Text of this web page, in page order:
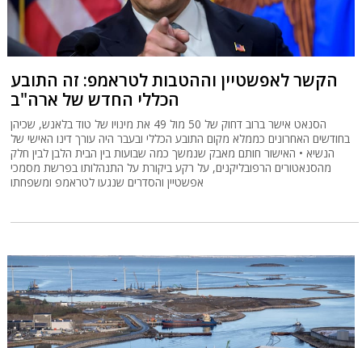
הקשר לאפשטיין וההטבות לטראמפ: זה התובע
הכללי החדש של ארה"ב
הסנאט אישר ברוב דחוק של 50 מול 49 את מינויו של טוד בלאנש, שכיהן
בחודשים האחרונים כממלא מקום התובע הכללי ובעבר היה עורך דינו האישי של
הנשיא • האישור חותם מאבק שנמשך כמה שבועות בין הבית הלבן לבין חלק
מהסנאטורים הרפובליקנים, על רקע ביקורת על התנהלותו בפרשת מסמכי
אפשטיין והסדרים שנגעו לטראמפ ומשפחתו